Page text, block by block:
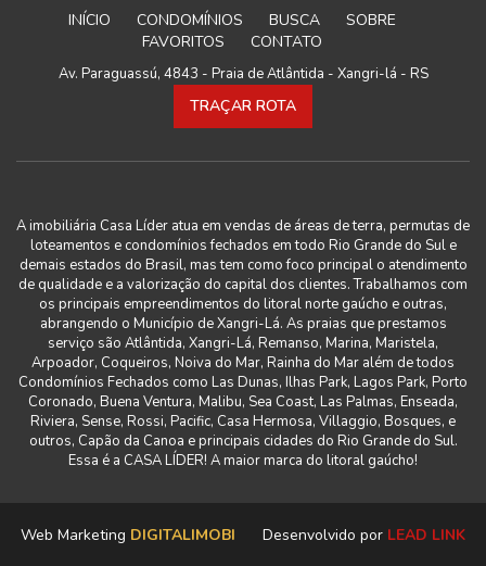
INÍCIO CONDOMÍNIOS BUSCA
SOBRE
FAVORITOS
CONTATO
Av. Paraguassú, 4843 - Praia de Atlântida - Xangri-lá - RS
TRAÇAR ROTA
A imobiliária Casa Líder atua em vendas de áreas de terra, permutas de
loteamentos e condomínios fechados em todo Rio Grande do Sul e
demais estados do Brasil, mas tem como foco principal o atendimento
de qualidade e a valorização do capital dos clientes. Trabalhamos com
os principais empreendimentos do litoral norte gaúcho e outras,
abrangendo o Município de Xangri-Lá. As praias que prestamos
serviço são Atlântida, Xangri-Lá, Remanso, Marina, Maristela,
Arpoador, Coqueiros, Noiva do Mar, Rainha do Mar além de todos
Condomínios Fechados como Las Dunas, Ilhas Park, Lagos Park, Porto
Coronado, Buena Ventura, Malibu, Sea Coast, Las Palmas, Enseada,
Riviera, Sense, Rossi, Pacific, Casa Hermosa, Villaggio, Bosques, e
outros, Capão da Canoa e principais cidades do Rio Grande do Sul.
Essa é a CASA LÍDER! A maior marca do litoral gaúcho!
Web Marketing DIGITALIMOBI Desenvolvido por LEAD LINK